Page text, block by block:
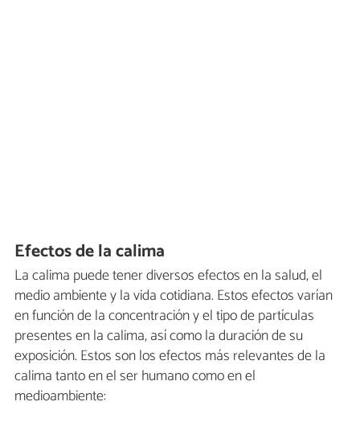
Efectos de la calima
La calima puede tener diversos efectos en la salud, el
medio ambiente y la vida cotidiana. Estos efectos varían
en función de la concentración y el tipo de partículas
presentes en la calima, así como la duración de su
exposición. Estos son los efectos más relevantes de la
calima tanto en el ser humano como en el
medioambiente: